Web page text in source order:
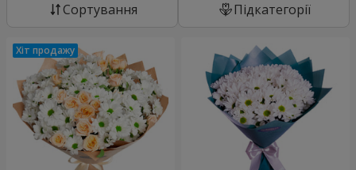
Сортування Підкатегорії